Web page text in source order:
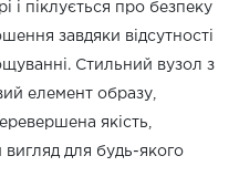
і піклується про безпеку
завдяки відсутності
Стильний вузол з
елемент образу,
якість,
для будь-якого